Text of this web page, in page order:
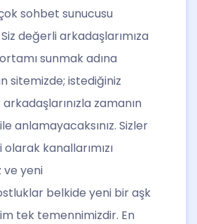
sohbet sunucusu
değerli arkadaşlarımıza
sunmak adına
sitemizde; istediğiniz
zamanın
anlamayacaksınız. Sizler
kanallarımızı
ve yeni
belkide yeni bir aşk
tek temennimizdir. En